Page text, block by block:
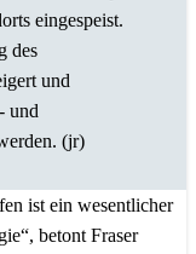
eingespeist.
des
und
und
(jr)
ist ein wesentlicher
betont Fraser